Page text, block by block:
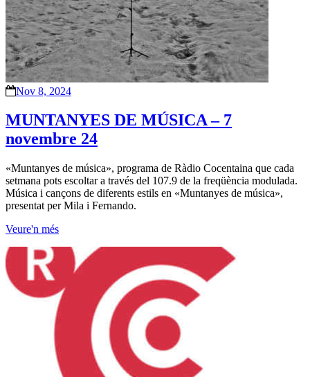
Nov 8, 2024
MUNTANYES DE MÚSICA – 7
novembre 24
«Muntanyes de música», programa de Ràdio Cocentaina que cada
setmana pots escoltar a través del 107.9 de la freqüència modulada.
Música i cançons de diferents estils en «Muntanyes de música»,
presentat per Mila i Fernando.
Veure'n més